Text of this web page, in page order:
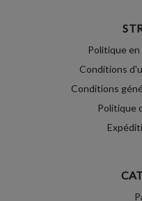
Politique
Conditions
Conditions
Politique